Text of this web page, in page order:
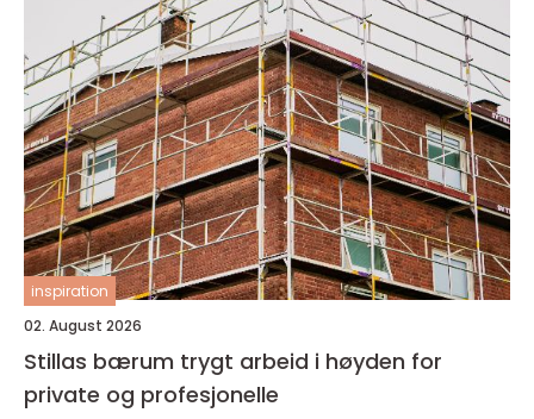
inspiration
02. August 2026
Stillas bærum trygt arbeid i høyden for
private og profesjonelle